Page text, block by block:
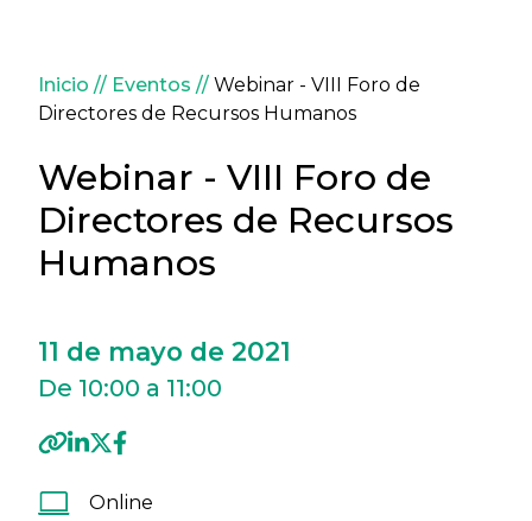
Sobrescribir enlaces de
Inicio Eventos
Webinar - VIII Foro de
Directores de Recursos Humanos
Webinar - VIII Foro de
Directores de Recursos
Humanos
11 de mayo de 2021
De 10:00 a 11:00
Online